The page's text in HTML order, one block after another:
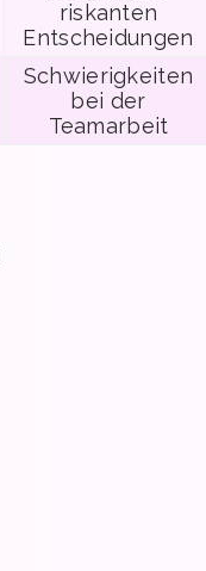
riskanten
Entscheidungen
Schwierigkeiten
bei der
Teamarbeit